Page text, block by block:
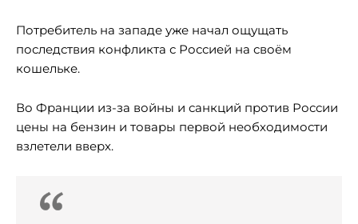
Потребитель на западе уже начал ощущать
последствия конфликта с Россией на своём
кошельке.
Во Франции из-за войны и санкций против России
цены на бензин и товары первой необходимости
взлетели вверх.